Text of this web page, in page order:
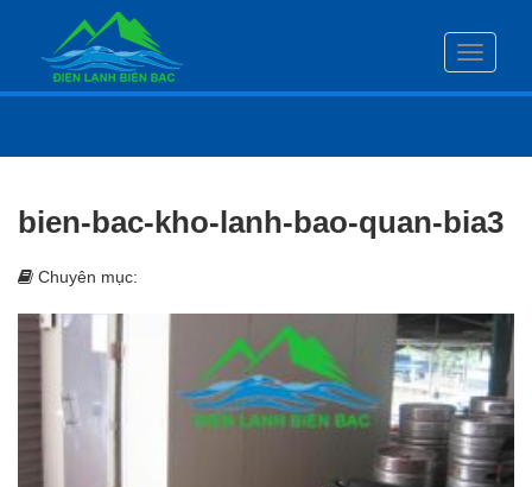
Toggle
bien-bac-kho-lanh-bao-quan-bia3
Chuyên mục: